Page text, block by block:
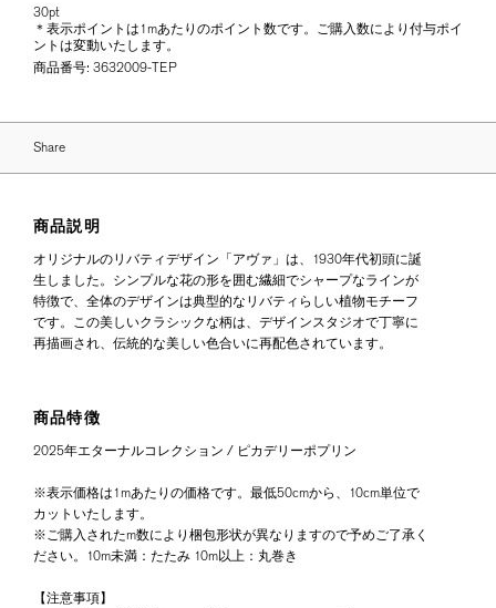
30pt
＊表示ポイントは1mあたりのポイント数です。ご購入数により付与ポイ
ントは変動いたします。
商品番号: 3632009-TEP
Share
商品説明
オリジナルのリバティデザイン「アヴァ」は、1930年代初頭に誕
生しました。シンプルな花の形を囲む繊細でシャープなラインが
特徴で、全体のデザインは典型的なリバティらしい植物モチーフ
です。この美しいクラシックな柄は、デザインスタジオで丁寧に
再描画され、伝統的な美しい色合いに再配色されています。
商品特徴
2025年エターナルコレクション / ピカデリーポプリン
※表示価格は1mあたりの価格です。最低50cmから、10cm単位で
カットいたします。
※ご購入されたm数により梱包形状が異なりますので予めご了承く
ださい。10m未満：たたみ 10m以上：丸巻き
【注意事項】